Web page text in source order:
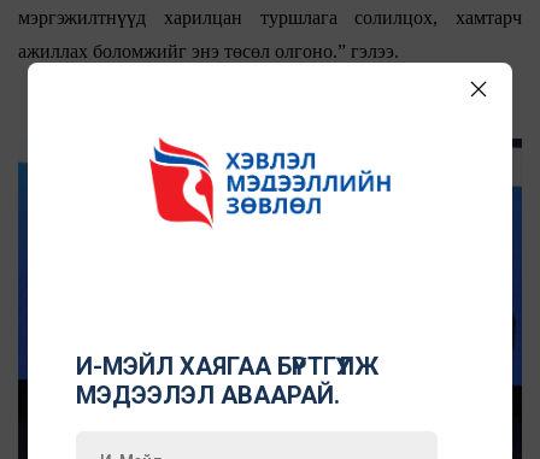
мэргэжилтнүүд харилцан туршлага солилцох, хамтарч
ажиллах боломжийг энэ төсөл олгоно.” гэлээ.
И-МЭЙЛ ХАЯГАА БҮРТГҮҮЛЖ
МЭДЭЭЛЭЛ АВААРАЙ.